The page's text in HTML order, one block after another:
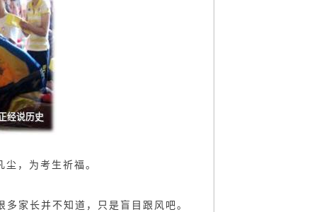
，为考生祈福。
家长并不知道，只是盲目跟风吧。